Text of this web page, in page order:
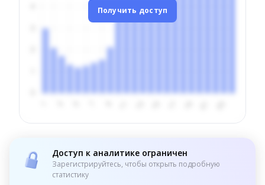
Получить доступ
Доступ к аналитике ограничен
Зарегистрируйтесь, чтобы открыть подробную
статистику